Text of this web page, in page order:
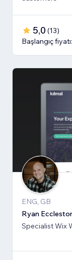
5,0 (13)
Başlangıç
ENG, GB
Ryan
Specialist Wix